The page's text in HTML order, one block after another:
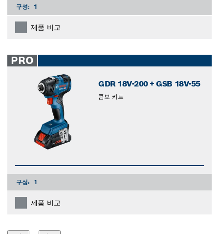
구성: 1
제품 비교
PRO
GDR 18V-200 + GSB 18V-55
콤보 키트
구성: 1
제품 비교